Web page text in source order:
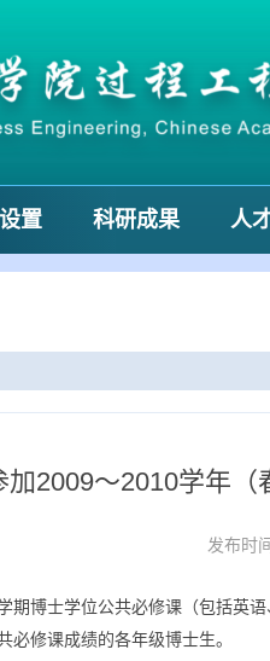
置 科研成果 人
加2009～2010学年
发布时
期博士学位公共必修课（包括英
必修课成绩的各年级博士生。